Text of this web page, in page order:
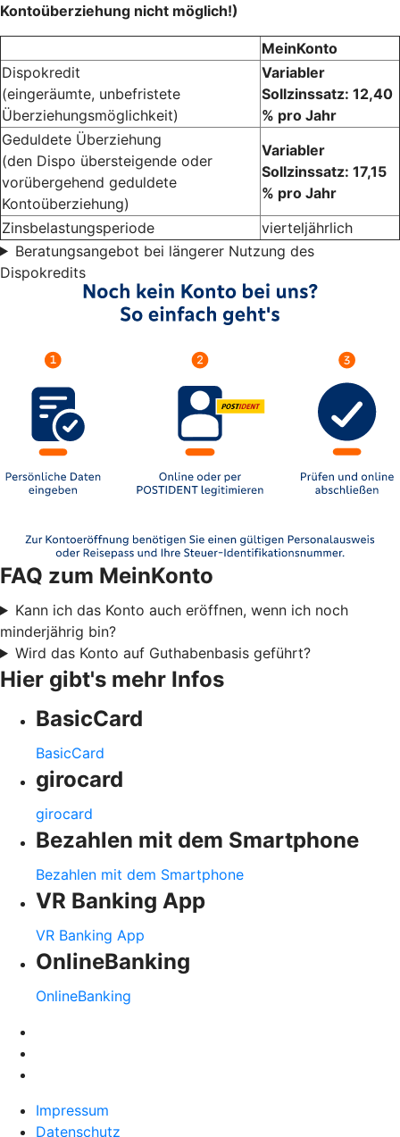
Kontoüberziehung nicht möglich!)
MeinKonto
Dispokredit
(eingeräumte, unbefristete
Überziehungsmöglichkeit)
Variabler
Sollzinssatz: 12,40
% pro Jahr
Geduldete Überziehung
(den Dispo übersteigende oder
vorübergehend geduldete
Kontoüberziehung)
Variabler
Sollzinssatz: 17,15
% pro Jahr
Zinsbelastungsperiode
vierteljährlich
Beratungsangebot bei längerer Nutzung des
Dispokredits
FAQ zum MeinKonto
Kann ich das Konto auch eröffnen, wenn ich noch
minderjährig bin?
Wird das Konto auf Guthabenbasis geführt?
Hier gibt's mehr Infos
BasicCard
BasicCard
girocard
girocard
Bezahlen mit dem Smartphone
Bezahlen mit dem Smartphone
VR Banking App
VR Banking App
OnlineBanking
OnlineBanking
Impressum
Datenschutz